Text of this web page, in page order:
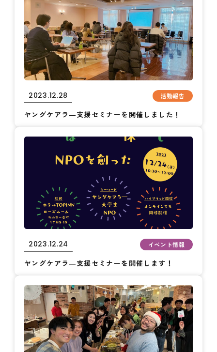
2023.12.28 活動報告
ヤングケアラ―支援セミナーを開催しました！
2023.12.24 イベント情報
ヤングケアラ―支援セミナーを開催します！